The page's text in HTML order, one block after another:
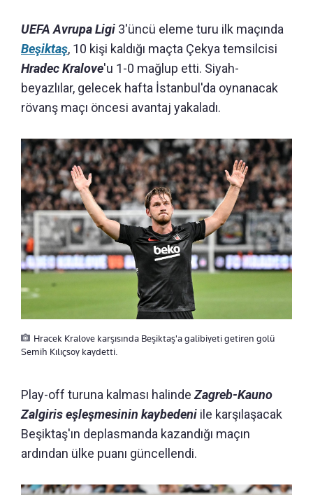
UEFA Avrupa Ligi 3'üncü eleme turu ilk maçında
Beşiktaş, 10 kişi kaldığı maçta Çekya temsilcisi
Hradec Kralove'u 1-0 mağlup etti. Siyah-
beyazlılar, gelecek hafta İstanbul'da oynanacak
rövanş maçı öncesi avantaj yakaladı.
Hracek Kralove karşısında Beşiktaş'a galibiyeti getiren golü
Semih Kılıçsoy kaydetti.
Play-off turuna kalması halinde Zagreb-Kauno
Zalgiris eşleşmesinin kaybedeni ile karşılaşacak
Beşiktaş'ın deplasmanda kazandığı maçın
ardından ülke puanı güncellendi.